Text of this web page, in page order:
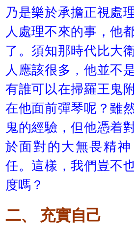
乃是樂於承擔正視處
人處理不來的事，他
了。須知那時代比大
人應該很多，他並不
有誰可以在掃羅王鬼
在他面前彈琴呢？雖
鬼的經驗，但他憑着
於面對的大無畏精
任。這樣，我們豈不
度嗎？
二、 充實自己